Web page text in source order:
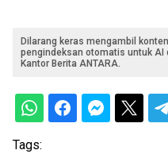
Dilarang keras mengambil
pengindeksan otomatis untuk
Kantor Berita ANTARA.
Tags: